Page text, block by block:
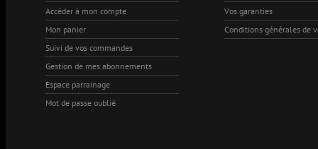
Accéder à mon compte
Mon panier
Suivi de vos commandes
Gestion de mes abonnements
Espace parrainage
Mot de passe oublié
Vos garanties
Conditions générales de